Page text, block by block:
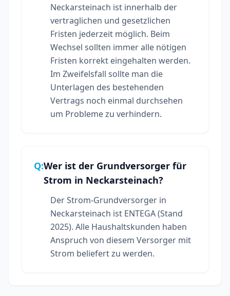
Neckarsteinach ist innerhalb der
vertraglichen und gesetzlichen
Fristen jederzeit möglich. Beim
Wechsel sollten immer alle nötigen
Fristen korrekt eingehalten werden.
Im Zweifelsfall sollte man die
Unterlagen des bestehenden
Vertrags noch einmal durchsehen
um Probleme zu verhindern.
Q:Wer ist der Grundversorger für
Strom in Neckarsteinach?
Der Strom-Grundversorger in
Neckarsteinach ist ENTEGA (Stand
2025). Alle Haushaltskunden haben
Anspruch von diesem Versorger mit
Strom beliefert zu werden.